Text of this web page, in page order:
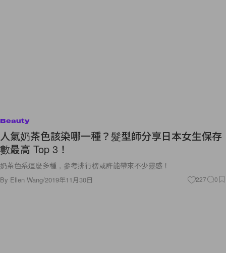
Beauty
人氣奶茶色該染哪一種？髮型師分享日本女生保存
數最高 Top 3！
奶茶色系這麼多種，參考排行榜或許能帶來不少靈感！
By Ellen Wang/2019年11月30日 227 0